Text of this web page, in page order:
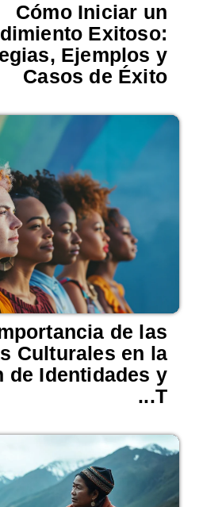
Cómo Iniciar un
Exitoso:
Ejemplos y
Casos de Éxito
de las
Culturales en la
de Identidades y
T...